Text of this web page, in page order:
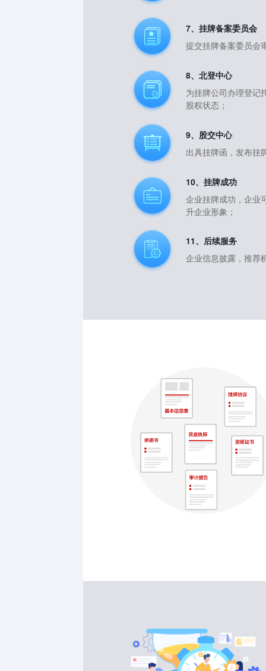
7、挂牌备案委员会
提交挂牌备案委员会
8、北登中心
为挂牌公司办理登记
股权状态；
9、股交中心
出具挂牌函，发布挂
10、挂牌成功
企业挂牌成功，企业
升企业形象；
11、后续服务
企业信息披露，推荐